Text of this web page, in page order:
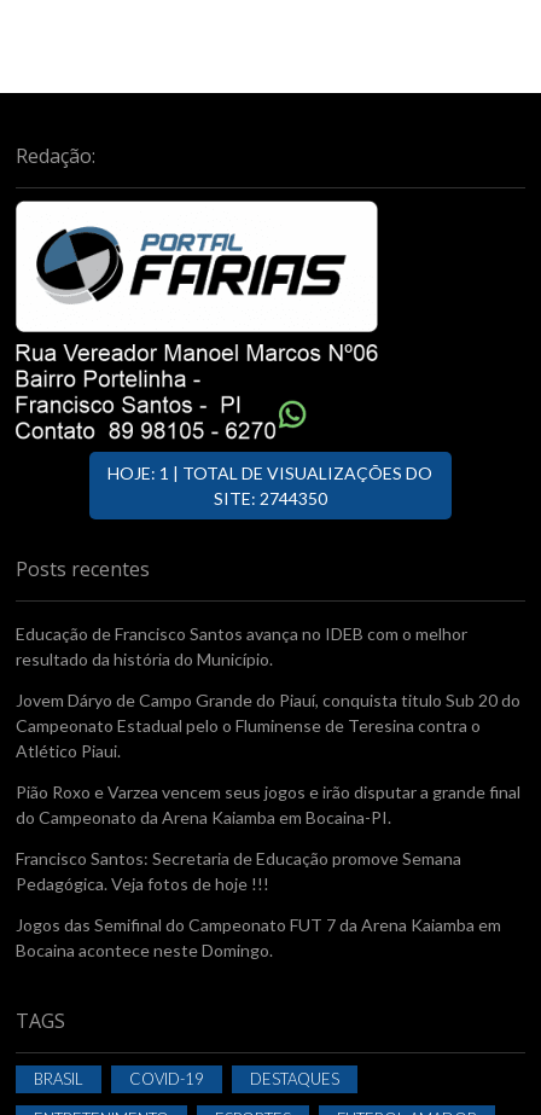
Redação:
HOJE: 1 | TOTAL DE VISUALIZAÇÕES DO
SITE: 2744350
Posts recentes
Educação de Francisco Santos avança no IDEB com o melhor
resultado da história do Município.
Jovem Dáryo de Campo Grande do Piauí, conquista titulo Sub 20 do
Campeonato Estadual pelo o Fluminense de Teresina contra o
Atlético Piaui.
Pião Roxo e Varzea vencem seus jogos e irão disputar a grande final
do Campeonato da Arena Kaiamba em Bocaina-PI.
Francisco Santos: Secretaria de Educação promove Semana
Pedagógica. Veja fotos de hoje !!!
Jogos das Semifinal do Campeonato FUT 7 da Arena Kaiamba em
Bocaina acontece neste Domingo.
TAGS
BRASIL COVID-19 DESTAQUES